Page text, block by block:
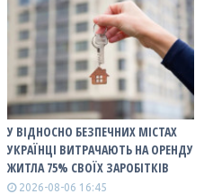
У ВІДНОСНО БЕЗПЕЧНИХ МІСТАХ
УКРАЇНЦІ ВИТРАЧАЮТЬ НА ОРЕНДУ
ЖИТЛА 75% СВОЇХ ЗАРОБІТКІВ
2026-08-06 16:45